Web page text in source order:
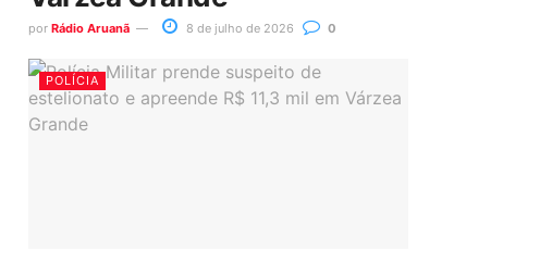
por Rádio Aruanã 8 de julho de 2026 0
POLÍCIA